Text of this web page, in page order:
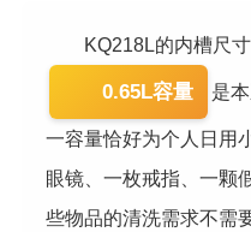
KQ218L的内槽尺
0.65L容量 是
一容量恰好为个人日用
眼镜、一枚戒指、一
些物品的清洗需求不需